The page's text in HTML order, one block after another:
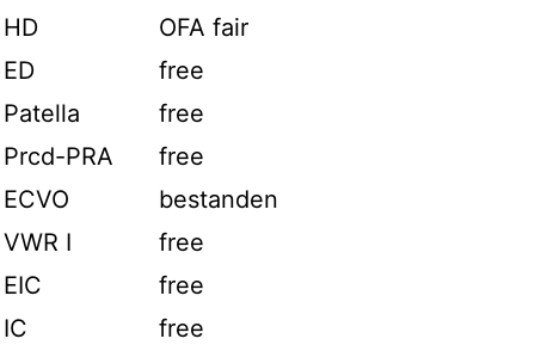
HD
OFA fair
ED
free
Patella
free
Prcd-PRA
free
ECVO
bestanden
VWR I
free
EIC
free
IC
free